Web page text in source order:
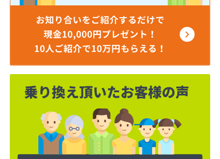
ワタヒョウ株式会社エネルギーセンター
阿部栄商店
伊藤忠エネクスホームライフ東北株式会社
井ゲ田電器店
塩釜ガス株式会社
岡田燃料店
岡本商店
柿沼米穀店
株式会社アイザワ
株式会社アストモスガスセンター東北
株式会社アベキ
株式会社アベキ 塩釜営業所
株式会社アベキ 女川・石巻営業所